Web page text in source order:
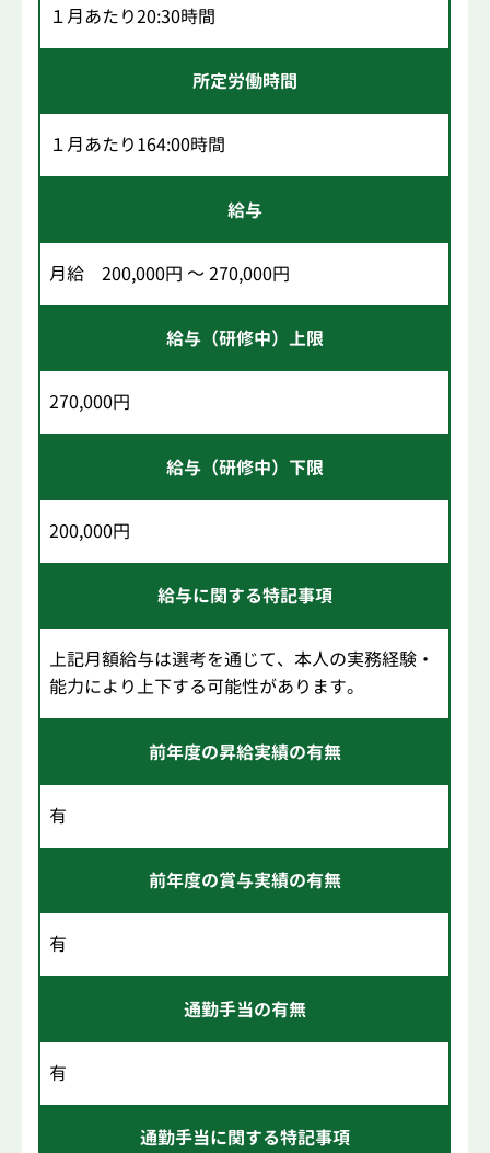
１月あたり20:30時間
所定労働時間
１月あたり164:00時間
給与
月給 200,000円 ～ 270,000円
給与（研修中）上限
270,000円
給与（研修中）下限
200,000円
給与に関する特記事項
上記月額給与は選考を通じて、本人の実務経験・
能力により上下する可能性があります。
前年度の昇給実績の有無
有
前年度の賞与実績の有無
有
通勤手当の有無
有
通勤手当に関する特記事項